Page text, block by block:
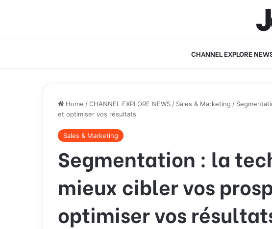
CHANNEL EXPLORE
Home /CHANNEL EXPLORE NEWS / Sales & Marketing /
et optimiser vos résultats
Sales & Marketing
Segmentation : la
mieux cibler vos
optimiser vos